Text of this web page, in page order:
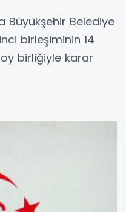
Büyükşehir Belediye
birleşiminin 14
birliğiyle karar